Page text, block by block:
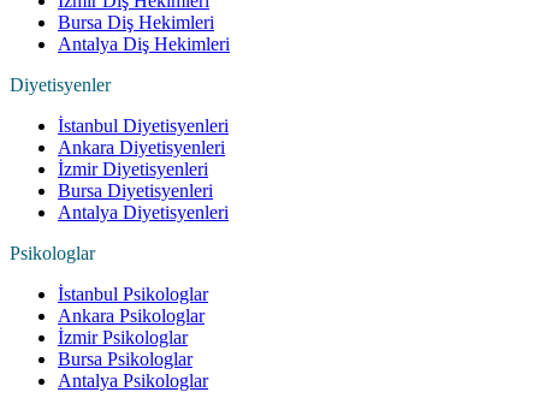
Bursa Diş Hekimleri
Antalya Diş Hekimleri
Diyetisyenler
İstanbul Diyetisyenleri
Ankara Diyetisyenleri
İzmir Diyetisyenleri
Bursa Diyetisyenleri
Antalya Diyetisyenleri
Psikologlar
İstanbul Psikologlar
Ankara Psikologlar
İzmir Psikologlar
Bursa Psikologlar
Antalya Psikologlar